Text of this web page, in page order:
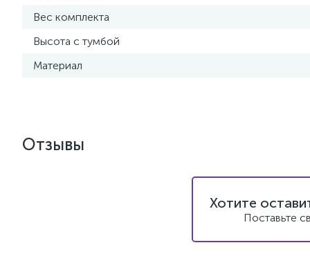
Вес комплекта
Высота с тумбой
Материал
Отзывы
Хотите
Поставьте